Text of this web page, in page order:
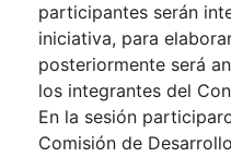
participantes serán
iniciativa, para
posteriormente será
los integrantes del
En la sesión
Comisión de